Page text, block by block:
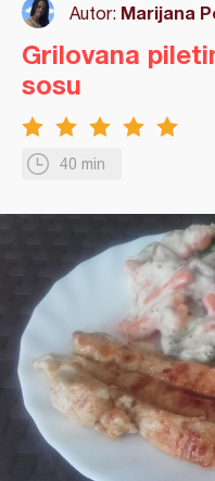
Autor: Marijana
40 min
Grilovana
sosu